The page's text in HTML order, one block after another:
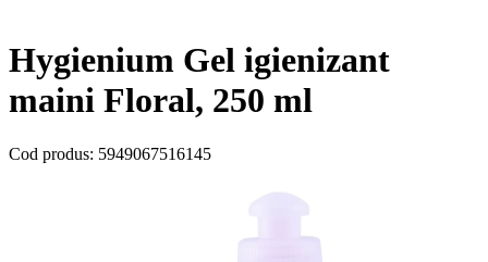
Hygienium Gel igienizant
maini Floral, 250 ml
Cod produs: 5949067516145